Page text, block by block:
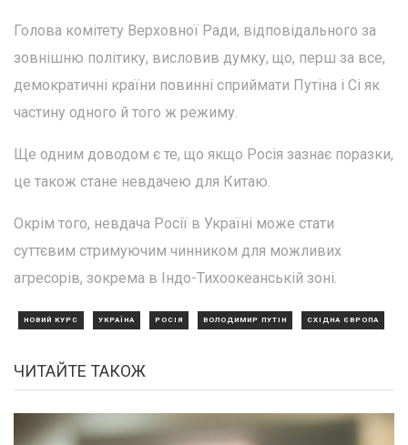
Голова комітету Верховної Ради, відповідального за
зовнішню політику, висловив думку, що, перш за все,
демократичні країни повинні сприймати Путіна і Сі як
частину одного й того ж режиму.
Ще одним доводом є те, що якщо Росія зазнає поразки,
це також стане невдачею для Китаю.
Окрім того, невдача Росії в Україні може стати
суттєвим стримуючим чинником для можливих
агресорів, зокрема в Індо-Тихоокеанській зоні.
НОВИЙ КУРС УКРАЇНА РОСІЯ ВОЛОДИМИР ПУТІН СХІДНА ЄВРОПА
ЧИТАЙТЕ ТАКОЖ